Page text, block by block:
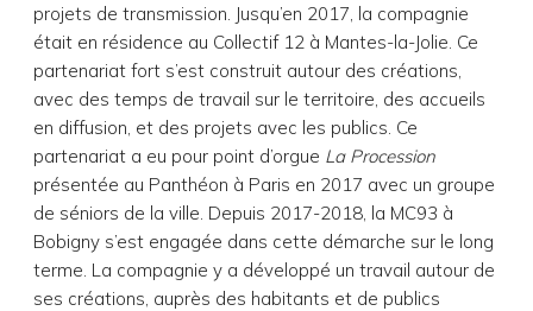
projets de transmission. Jusqu’en 2017, la compagnie
était en résidence au Collectif 12 à Mantes-la-Jolie. Ce
partenariat fort s’est construit autour des créations,
avec des temps de travail sur le territoire, des accueils
en diffusion, et des projets avec les publics. Ce
partenariat a eu pour point d’orgue La Procession
présentée au Panthéon à Paris en 2017 avec un groupe
de séniors de la ville. Depuis 2017-2018, la MC93 à
Bobigny s’est engagée dans cette démarche sur le long
terme. La compagnie y a développé un travail autour de
ses créations, auprès des habitants et de publics